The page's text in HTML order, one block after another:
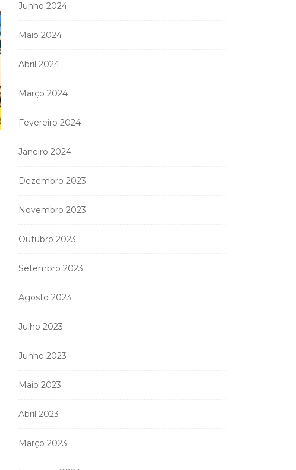
Junho 2024
Maio 2024
Abril 2024
Março 2024
Fevereiro 2024
Janeiro 2024
Dezembro 2023
Novembro 2023
Outubro 2023
Setembro 2023
Agosto 2023
Julho 2023
Junho 2023
Maio 2023
Abril 2023
Março 2023